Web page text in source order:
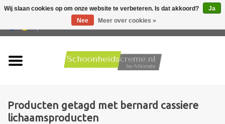
Producten
Producten getagd met bernard cassiere
lichaamsproducten
Wij slaan cookies op om onze website te verbeteren. Is dat akkoord?
Ja
Nee
Meer over cookies »